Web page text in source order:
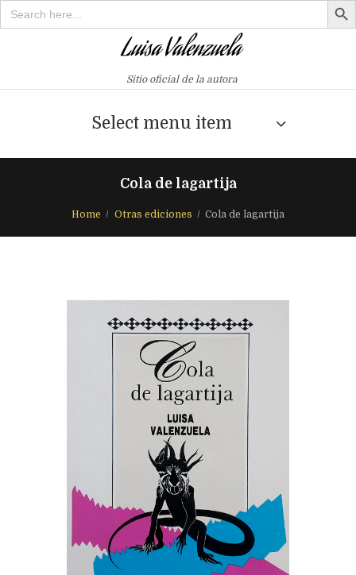
Search
for:
Sitio oficial de la autora
Select menu item
Cola de lagartija
Home Otras ediciones Cola de lagartija